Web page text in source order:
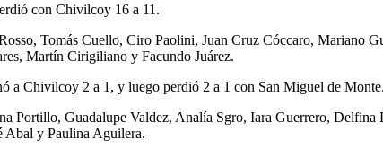
con Chivilcoy 16 a 11.
Tomás Cuello, Ciro Paolini, Juan Cruz Cóccaro, Mariano
Martín Cirigiliano y Facundo Juárez.
a Chivilcoy 2 a 1, y luego perdió 2 a 1 con San Miguel de Monte.
Portillo, Guadalupe Valdez, Analía Sgro, Iara Guerrero,
Abal y Paulina Aguilera.